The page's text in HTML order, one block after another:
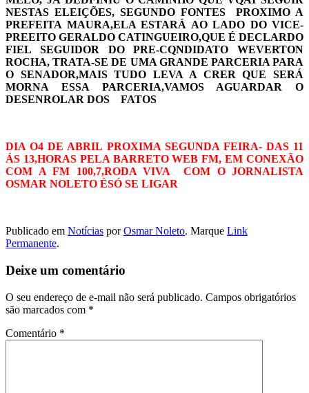
NESTAS ELEIÇÕES, SEGUNDO FONTES PROXIMO A
PREFEITA MAURA,ELA ESTARÁ AO LADO DO VICE-
PREEITO GERALDO CATINGUEIRO,QUE É DECLARDO
FIEL SEGUIDOR DO PRE-CQNDIDATO WEVERTON
ROCHA, TRATA-SE DE UMA GRANDE PARCERIA PARA
O SENADOR,MAIS TUDO LEVA A CRER QUE SERÁ
MORNA ESSA PARCERIA,VAMOS AGUARDAR O
DESENROLAR DOS FATOS
DIA O4 DE ABRIL PROXIMA SEGUNDA FEIRA- DAS 11
ÁS 13,HORAS PELA BARRETO WEB FM, EM CONEXÃO
COM A FM 100,7,RODA VIVA COM O JORNALISTA
OSMAR NOLETO ÉSÓ SE LIGAR
Publicado em Notícias porOsmar Noleto. Marque Link
Permanente.
Deixe um comentário
O seu endereço de e-mail não será publicado. Campos obrigatórios
são marcados com *
Comentário *